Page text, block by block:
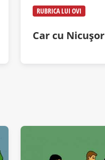
RUBRICA LUI OVI
Car cu Nicușor